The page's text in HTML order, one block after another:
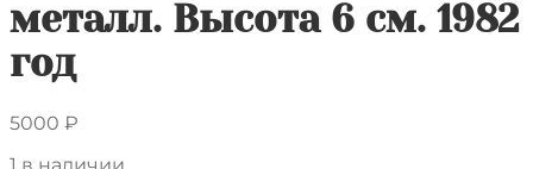
металл. Высота 6 см. 1982
год
5000 ₽